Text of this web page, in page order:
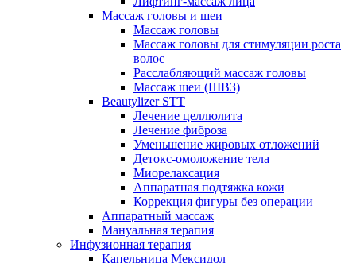
Массаж головы и шеи
Массаж головы
Массаж головы для стимуляции роста
волос
Расслабляющий массаж головы
Массаж шеи (ШВЗ)
Beautylizer STT
Лечение целлюлита
Лечение фиброза
Уменьшение жировых отложений
Детокс-омоложение тела
Миорелаксация
Аппаратная подтяжка кожи
Коррекция фигуры без операции
Аппаратный массаж
Мануальная терапия
Инфузионная терапия
Капельница Мексидол